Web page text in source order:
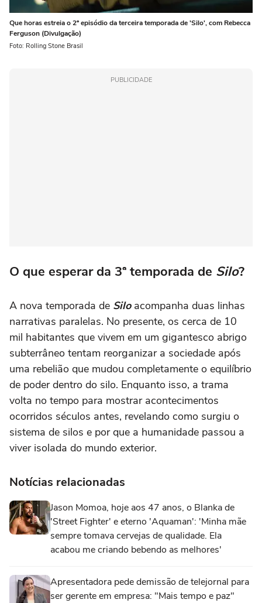
Que horas estreia o 2º episódio da terceira temporada de 'Silo', com Rebecca
Ferguson (Divulgação)
Foto: Rolling Stone Brasil
PUBLICIDADE
O que esperar da 3ª temporada de Silo?
A nova temporada de Siloacompanha duas linhas
narrativas paralelas. No presente, os cerca de 10
mil habitantes que vivem em um gigantesco abrigo
subterrâneo tentam reorganizar a sociedade após
uma rebelião que mudou completamente o equilíbrio
de poder dentro do silo. Enquanto isso, a trama
volta no tempo para mostrar acontecimentos
ocorridos séculos antes, revelando como surgiu o
sistema de silos e por que a humanidade passou a
viver isolada do mundo exterior.
Notícias relacionadas
Jason Momoa, hoje aos 47 anos, o Blanka de
'Street Fighter' e eterno 'Aquaman': 'Minha mãe
sempre tomava cervejas de qualidade. Ela
acabou me criando bebendo as melhores'
Apresentadora pede demissão de telejornal para
ser gerente em empresa: "Mais tempo e paz"